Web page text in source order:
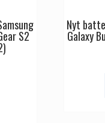
S2
Nyt
Galaxy